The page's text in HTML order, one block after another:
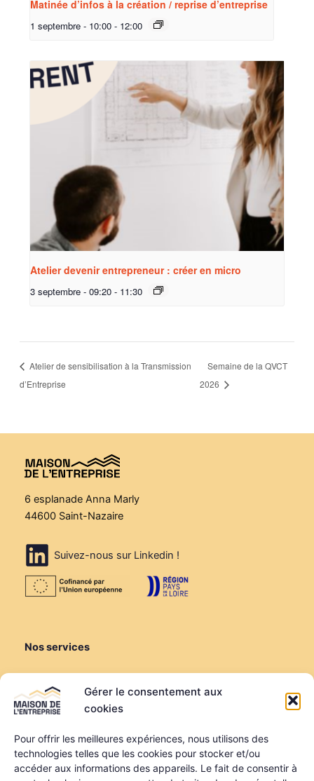
Gérer le consentement aux
cookies
Pour offrir les meilleures expériences, nous utilisons des
technologies telles que les cookies pour stocker et/ou
accéder aux informations des appareils. Le fait de consentir à
Matinée d’infos à la création / reprise d’entreprise
1 septembre - 10:00 - 12:00
Atelier devenir entrepreneur : créer en micro
3 septembre - 09:20 - 11:30
Atelier de sensibilisation à la Transmission
d’Entreprise
Semaine de la QVCT
2026
6 esplanade Anna Marly
44600 Saint-Nazaire
Suivez-nous sur Linkedin !
Nos services
Louer une salle de réunion
Louer un bureau
Domiciliation
Informations